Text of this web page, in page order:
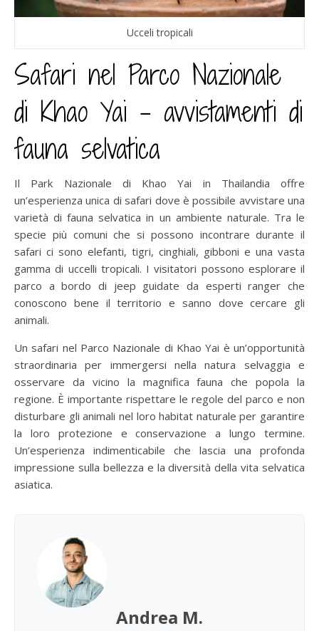
Ucceli tropicali
Safari nel Parco Nazionale
di Khao Yai – avvistamenti di
fauna selvatica
Il Park Nazionale di Khao Yai in Thailandia offre
un’esperienza unica di safari dove è possibile avvistare una
varietà di fauna selvatica in un ambiente naturale. Tra le
specie più comuni che si possono incontrare durante il
safari ci sono elefanti, tigri, cinghiali, gibboni e una vasta
gamma di uccelli tropicali. I visitatori possono esplorare il
parco a bordo di jeep guidate da esperti ranger che
conoscono bene il territorio e sanno dove cercare gli
animali.
Un safari nel Parco Nazionale di Khao Yai è un’opportunità
straordinaria per immergersi nella natura selvaggia e
osservare da vicino la magnifica fauna che popola la
regione. È importante rispettare le regole del parco e non
disturbare gli animali nel loro habitat naturale per garantire
la loro protezione e conservazione a lungo termine.
Un’esperienza indimenticabile che lascia una profonda
impressione sulla bellezza e la diversità della vita selvatica
asiatica.
Andrea M.